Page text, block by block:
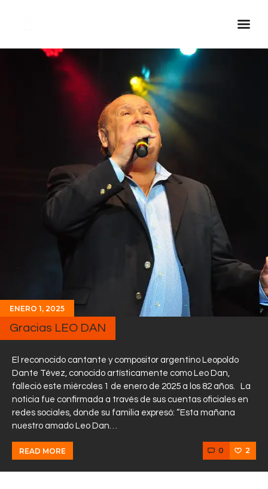
Inicio Real FM
Streaming
Descarga La APP
Programas
Noticias
Equipo
Sobre Nosotros
ENERO 1, 2025
Gracias LEO DAN
El reconocido cantante y compositor argentino Leopoldo
Dante Tévez, conocido artísticamente como Leo Dan,
falleció este miércoles 1 de enero de 2025 a los 82 años. La
noticia fue confirmada a través de sus cuentas oficiales en
redes sociales, donde su familia expresó: “Esta mañana
nuestro amado Leo Dan…
READ MORE 0 2